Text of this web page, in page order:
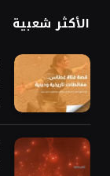
الأكثر شعبية